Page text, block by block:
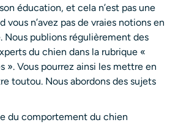
éducation, et cela n’est pas une
vous n’avez pas de vraies notions en
Nous publions régulièrement des
du chien dans la rubrique «
». Vous pourrez ainsi les mettre en
toutou. Nous abordons des sujets
du comportement du chien